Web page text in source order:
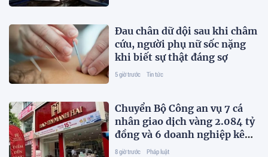
Đau chân dữ dội sau khi châm
cứu, người phụ nữ sốc nặng
khi biết sự thật đáng sợ
5 giờ trước Tin tức
Chuyển Bộ Công an vụ 7 cá
nhân giao dịch vàng 2.084 tỷ
đồng và 6 doanh nghiệp kê
khai sai thuế
8 giờ trước Pháp luật